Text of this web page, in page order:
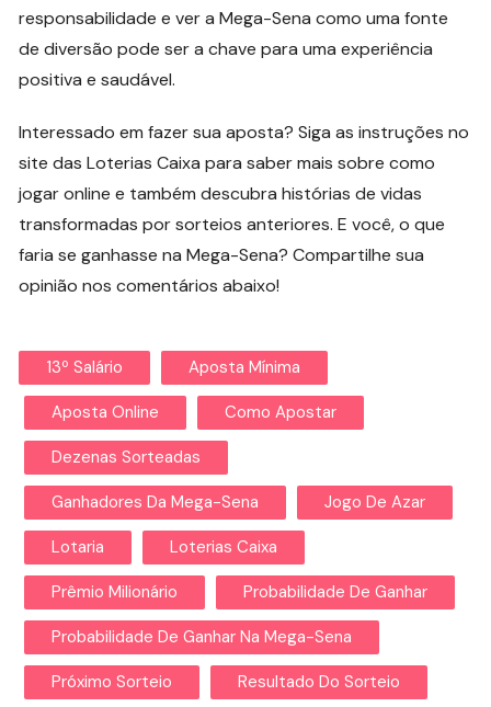
responsabilidade e ver a Mega-Sena como uma fonte
de diversão pode ser a chave para uma experiência
positiva e saudável.
Interessado em fazer sua aposta? Siga as instruções no
site das Loterias Caixa para saber mais sobre como
jogar online e também descubra histórias de vidas
transformadas por sorteios anteriores. E você, o que
faria se ganhasse na Mega-Sena? Compartilhe sua
opinião nos comentários abaixo!
13º Salário Aposta Mínima
Aposta Online Como Apostar
Dezenas Sorteadas
Ganhadores Da Mega-Sena Jogo De Azar
Lotaria Loterias Caixa
Prêmio Milionário Probabilidade De Ganhar
Probabilidade De Ganhar Na Mega-Sena
Próximo Sorteio Resultado Do Sorteio